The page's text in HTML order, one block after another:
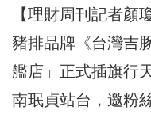
【理財周刊記者顏
豬排品牌《台灣吉
艦店」正式插旗行
南珉貞站台，邀粉